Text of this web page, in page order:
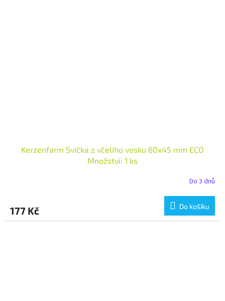
Kerzenfarm Svíčka z včelího vosku 60x45 mm ECO
Množství: 1 ks
Do 3 dnů
177 Kč Do košíku